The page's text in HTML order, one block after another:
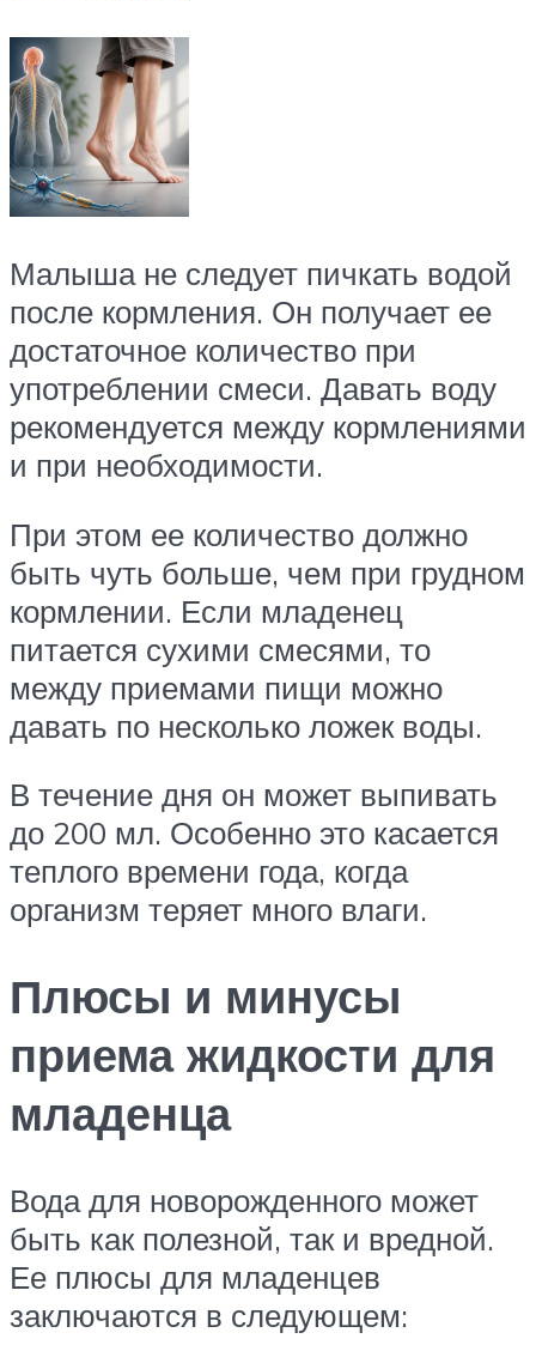
Малыша не следует пичкать водой
после кормления. Он получает ее
достаточное количество при
употреблении смеси. Давать воду
рекомендуется между кормлениями
и при необходимости.
При этом ее количество должно
быть чуть больше, чем при грудном
кормлении. Если младенец
питается сухими смесями, то
между приемами пищи можно
давать по несколько ложек воды.
В течение дня он может выпивать
до 200 мл. Особенно это касается
теплого времени года, когда
организм теряет много влаги.
Плюсы и минусы
приема жидкости для
младенца
Вода для новорожденного может
быть как полезной, так и вредной.
Ее плюсы для младенцев
заключаются в следующем: